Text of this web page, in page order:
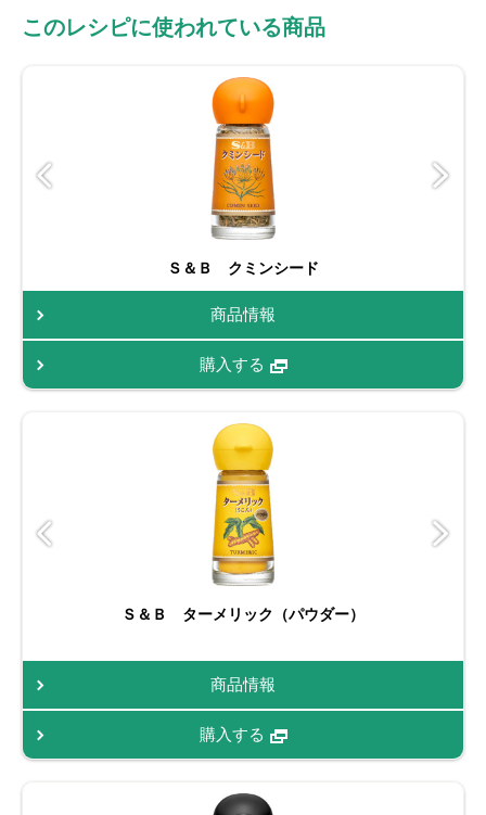
このレシピに使われている商品
Ｓ＆Ｂ クミンシード
商品情報
購入する
Ｓ＆Ｂ ターメリック（パウダー）
商品情報
購入する